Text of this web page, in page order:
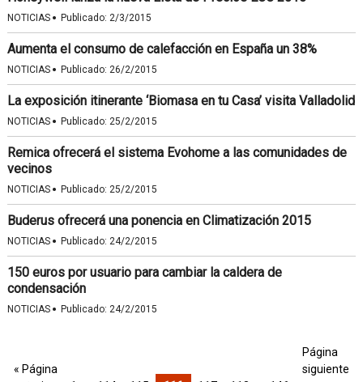
NOTICIAS · Publicado: 2/3/2015
Aumenta el consumo de calefacción en España un 38%
NOTICIAS · Publicado: 26/2/2015
La exposición itinerante ‘Biomasa en tu Casa’ visita Valladolid
NOTICIAS · Publicado: 25/2/2015
Remica ofrecerá el sistema Evohome a las comunidades de
vecinos
NOTICIAS · Publicado: 25/2/2015
Buderus ofrecerá una ponencia en Climatización 2015
NOTICIAS · Publicado: 24/2/2015
150 euros por usuario para cambiar la caldera de
condensación
NOTICIAS · Publicado: 24/2/2015
« Página
Página
siguiente